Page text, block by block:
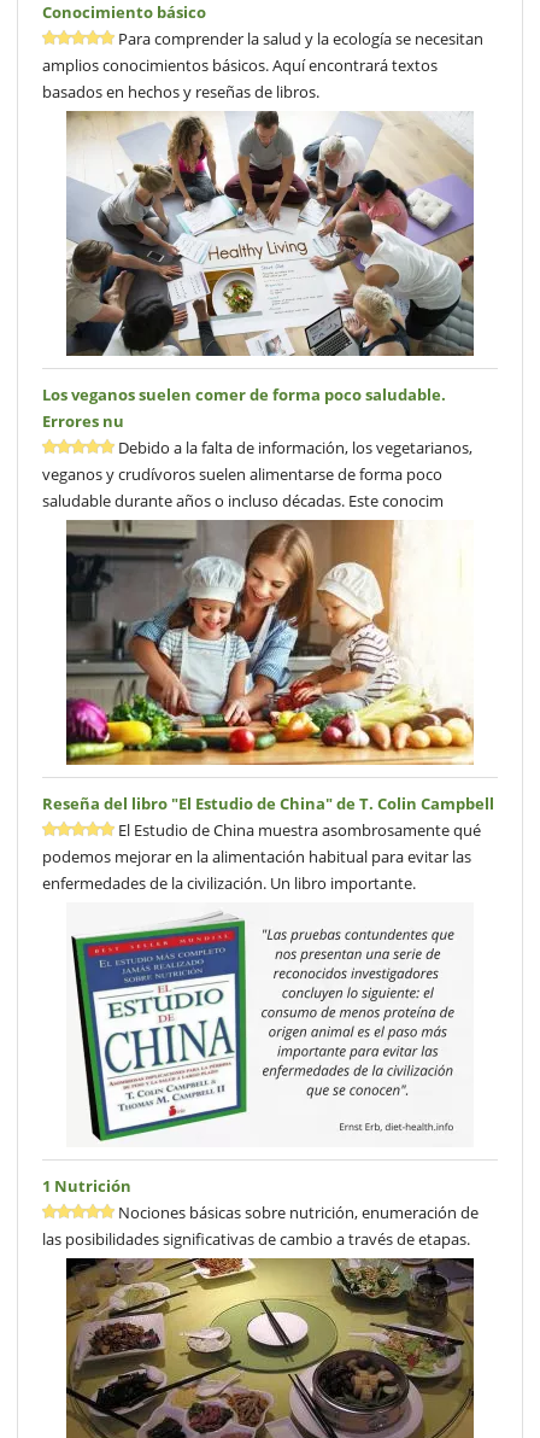
Conocimiento básico
Para comprender la salud y la ecología se necesitan
amplios conocimientos básicos. Aquí encontrará textos
basados en hechos y reseñas de libros.
Los veganos suelen comer de forma poco saludable.
Errores nu
Debido a la falta de información, los vegetarianos,
veganos y crudívoros suelen alimentarse de forma poco
saludable durante años o incluso décadas. Este conocim
Reseña del libro "El Estudio de China" de T. Colin Campbell
El Estudio de China muestra asombrosamente qué
podemos mejorar en la alimentación habitual para evitar las
enfermedades de la civilización. Un libro importante.
1 Nutrición
Nociones básicas sobre nutrición, enumeración de
las posibilidades significativas de cambio a través de etapas.